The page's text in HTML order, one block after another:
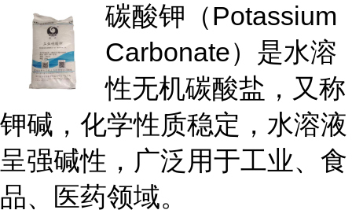
碳酸钾（Potassium
Carbonate）是水溶
性无机碳酸盐，又称
钾碱，化学性质稳定，水溶液
呈强碱性，广泛用于工业、食
品、医药领域。